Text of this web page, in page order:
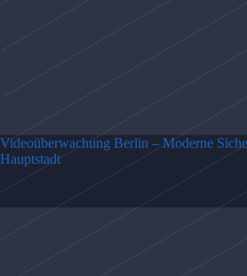
Videoüberwachung Berlin – Moderne
Hauptstadt